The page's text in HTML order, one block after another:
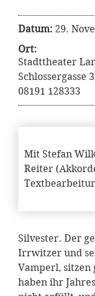
Datum: 29.
Ort:
Stadttheater
Schlossergasse
08191 128333
Mit Stefan
Reiter
Silvester. Der
Irrwitzer und
Vamperl, sitzen
haben ihr